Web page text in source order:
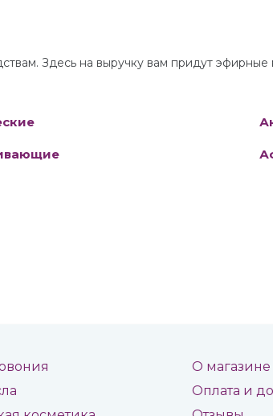
Здесь на выручку вам придут
О магазине
Оплата и